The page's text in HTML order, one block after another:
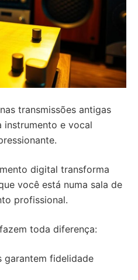
transmissões antigas
instrumento e vocal
digital transforma
você está numa sala de
profissional.
toda diferença:
garantem fidelidade